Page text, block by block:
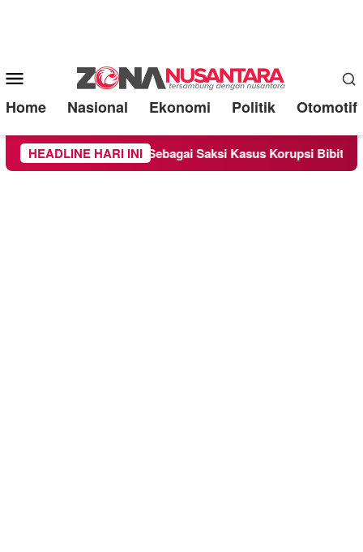
Mobile
Menu
Home Nasional Ekonomi Politik Otomotif
HEADLINE HARI INI
Diperiksa Sebagai Saksi Kasus Korupsi Bibit Nanas